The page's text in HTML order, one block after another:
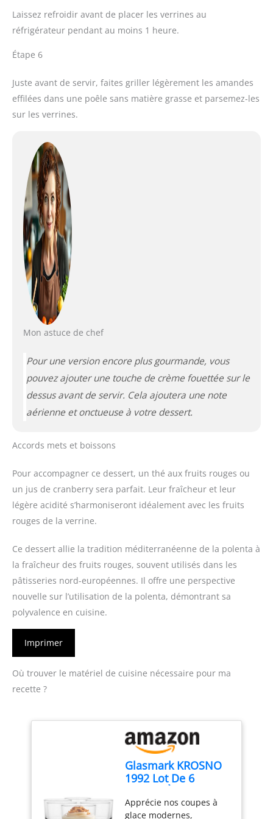
Laissez refroidir avant de placer les verrines au
réfrigérateur pendant au moins 1 heure.
Étape 6
Juste avant de servir, faites griller légèrement les amandes
effilées dans une poêle sans matière grasse et parsemez-les
sur les verrines.
Mon astuce de chef
Pour une version encore plus gourmande, vous
pouvez ajouter une touche de crème fouettée sur le
dessus avant de servir. Cela ajoutera une note
aérienne et onctueuse à votre dessert.
Accords mets et boissons
Pour accompagner ce dessert, un thé aux fruits rouges ou
un jus de cranberry sera parfait. Leur fraîcheur et leur
légère acidité s’harmoniseront idéalement avec les fruits
rouges de la verrine.
Ce dessert allie la tradition méditerranéenne de la polenta à
la fraîcheur des fruits rouges, souvent utilisés dans les
pâtisseries nord-européennes. Il offre une perspective
nouvelle sur l’utilisation de la polenta, démontrant sa
polyvalence en cuisine.
Imprimer
Où trouver le matériel de cuisine nécessaire pour ma
recette ?
Glasmark KROSNO
1992 Lot De 6
Verre Transparent
Apprécie nos coupes à
glace modernes,